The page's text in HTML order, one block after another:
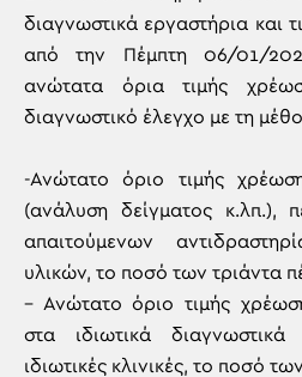
διαγνωστικά εργαστήρια και
από την Πέμπτη 06/01/
ανώτατα όρια τιμής
διαγνωστικό έλεγχο με τη
-Ανώτατο όριο τιμής
(ανάλυση δείγματος κ.λπ.),
απαιτούμενων
υλικών, το ποσό των τριάντα
– Ανώτατο όριο τιμής
στα ιδιωτικά
ιδιωτικές κλινικές, το ποσό